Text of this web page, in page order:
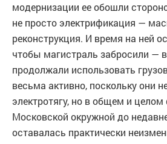
модернизации ее обошли
не просто электрификация —
реконструкция. И время на ней
чтобы магистраль забросили —
продолжали использовать
весьма активно, поскольку они
электротягу, но в общем и
Московской окружной до
оставалась практически